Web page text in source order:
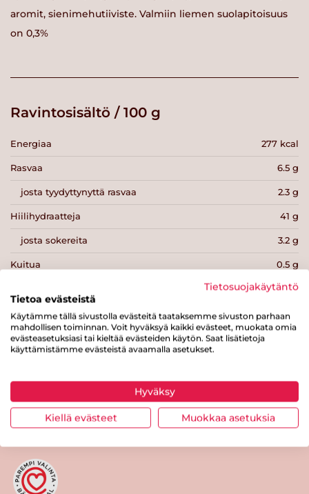
aromit, sienimehutiiviste. Valmiin liemen suolapitoisuus
on 0,3%
Ravintosisältö / 100 g
Energiaa 277 kcal
Rasvaa 6.5 g
josta tyydyttynyttä rasvaa 2.3 g
Hiilihydraatteja 41 g
josta sokereita 3.2 g
Kuitua 0.5 g
13 g
Suolaa 33.2 g
Jaa tuote
Tietosuojakäytäntö
Tietoa evästeistä
Käytämme tällä sivustolla evästeitä taataksemme sivuston parhaan
mahdollisen toiminnan. Voit hyväksyä kaikki evästeet, muokata omia
evästeasetuksiasi tai kieltää evästeiden käytön. Saat lisätietoja
käyttämistämme evästeistä avaamalla asetukset.
Hyväksy
Kiellä evästeet Muokkaa asetuksia